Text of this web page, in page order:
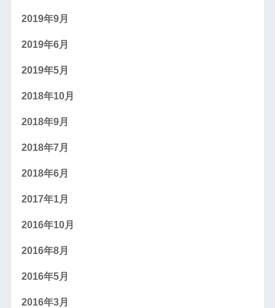
2019年9月
2019年6月
2019年5月
2018年10月
2018年9月
2018年7月
2018年6月
2017年1月
2016年10月
2016年8月
2016年5月
2016年3月